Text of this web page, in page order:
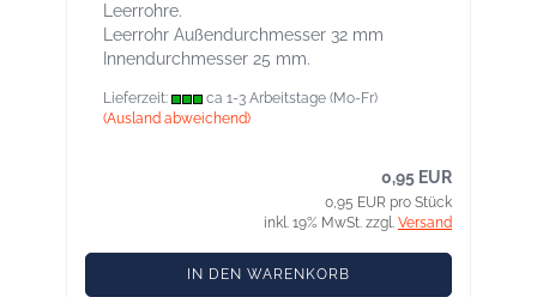
Leerrohre.
Leerrohr Außendurchmesser 32 mm
Innendurchmesser 25 mm.
Lieferzeit:
ca 1-3 Arbeitstage (Mo-Fr)
(Ausland abweichend)
0,95 EUR
0,95 EUR pro Stück
inkl. 19% MwSt. zzgl. Versand
IN DEN WARENKORB